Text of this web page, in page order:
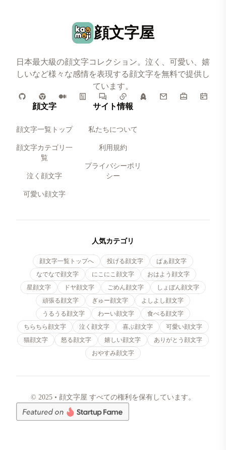
顔文字屋
日本最大級の顔文字コレクション。泣く、可愛い、嬉
しいなど様々な感情を表現する顔文字を無料で提供し
ています。
顔文字
顔文字一覧トップ
顔文字カテゴリ一
覧
泣く顔文字
可愛い顔文字
サイト情報
私たちについて
利用規約
プライバシーポリ
シー
人気カテゴリ
顔文字一覧トップへ 投げる顔文字
ぱぁ顔文字
なでなで顔文字
にこにこ顔文字
おはよう顔文字
星顔文字
ドヤ顔文字 ごめん顔文字
しょぼん顔文字
頑張る顔文字
ぎゅー顔文字
よしよし顔文字
うるうる顔文字
わーい顔文字
食べる顔文字
ちらちら顔文字
泣く顔文字 喜ぶ顔文字
可愛い顔文字
猫顔文字
怒る顔文字 嬉しい顔文字
ありがとう顔文字
おやすみ顔文字
© 2025 • 顔文字屋 すべての権利を保有しています。